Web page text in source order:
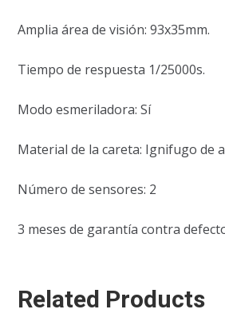
Amplia área de visión: 93x35mm.
Tiempo de respuesta 1/25000s.
Modo esmeriladora: Sí
Material de la careta: Ignifugo de
Número de sensores: 2
3 meses de garantía contra
Related Products